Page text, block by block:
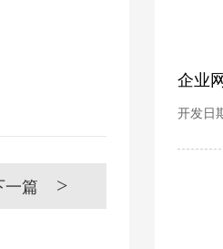
一篇 >
企业
开发日